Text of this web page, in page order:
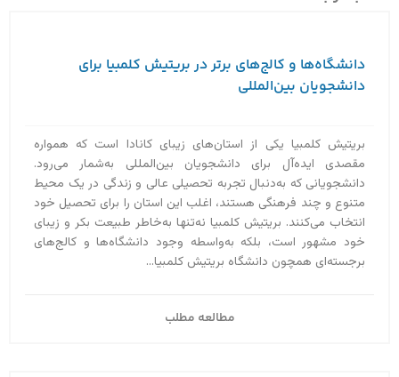
دانشگاه‌ها و کالج‌های برتر در بریتیش کلمبیا برای
دانشجویان بین‌المللی
بریتیش کلمبیا یکی از استان‌های زیبای کانادا است که همواره
مقصدی ایده‌آل برای دانشجویان بین‌المللی به‌‌شمار می‌رود.
دانشجویانی که به‌دنبال تجربه تحصیلی عالی و زندگی در یک محیط
متنوع و چند فرهنگی هستند، اغلب این استان را برای تحصیل خود
انتخاب می‌کنند. بریتیش کلمبیا نه‌تنها به‌خاطر طبیعت بکر و زیبای
خود مشهور است، بلکه به‌واسطه وجود دانشگاه‌ها و کالج‌های
برجسته‌ای همچون دانشگاه بریتیش کلمبیا...
مطالعه مطلب